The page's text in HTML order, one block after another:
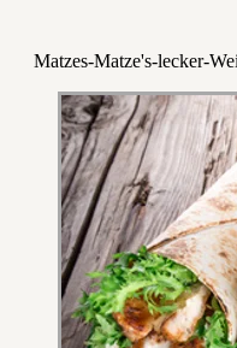
Matzes-Matze's-lecker-